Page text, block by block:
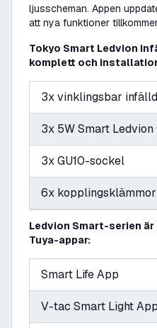
ljusscheman. Appen
att nya funktioner
Tokyo Smart Ledvion
komplett och
3x vinklingsbar
3x 5W Smart Ledvion
3x GU10-sockel
6x
Ledvion Smart-serien
Tuya-appar:
Smart Life App
V-tac Smart Light App